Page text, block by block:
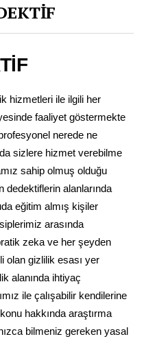
hizmetleri ile ilgili her
faaliyet göstermekte
nerede ne
sizlere hizmet verebilme
sahip olmuş olduğu
dedektiflerin alanlarında
eğitim almış kişiler
arasında
zeka ve her şeyden
olan gizlilik esası yer
alanında ihtiyaç
ile çalışabilir kendilerine
hakkında araştırma
bilmeniz gereken yasal